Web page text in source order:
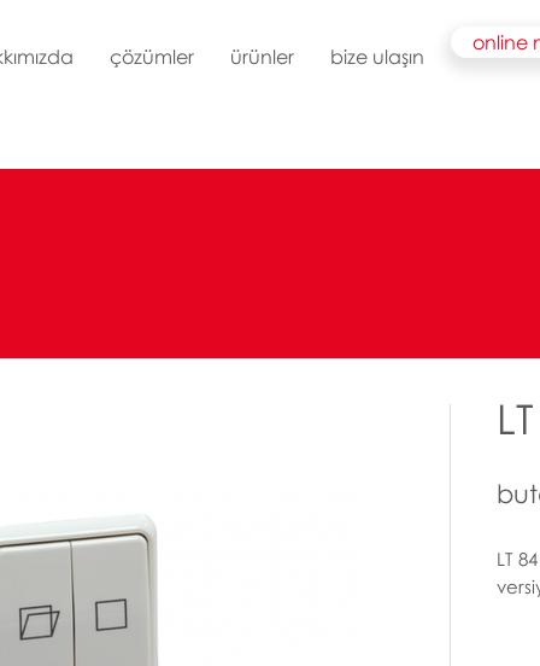
çözümler ürünler bize ulaşın
online
LT